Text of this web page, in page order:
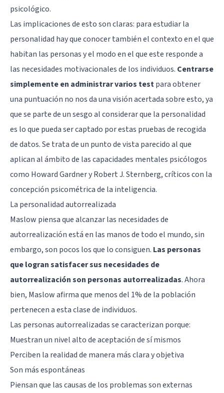
psicológico.
Las implicaciones de esto son claras: para estudiar la
personalidad hay que conocer también el contexto en el que
habitan las personas y el modo en el que este responde a
las necesidades motivacionales de los individuos. Centrarse
simplemente en administrar varios testpara obtener
una puntuación no nos da una visión acertada sobre esto, ya
que se parte de un sesgo al considerar que la personalidad
es lo que pueda ser captado por estas pruebas de recogida
de datos. Se trata de un punto de vista parecido al que
aplican al ámbito de las capacidades mentales psicólogos
como Howard GardneryRobert J. Sternberg, críticos con la
concepción psicométrica de la inteligencia.
La personalidad autorrealizada
Maslow piensa que alcanzar las necesidades de
autorrealización está en las manos de todo el mundo, sin
embargo, son pocos los que lo consiguen. Las personas
que logran satisfacer sus necesidades de
autorrealización son personas autorrealizadas. Ahora
bien, Maslow afirma que menos del 1% de la población
pertenecen a esta clase de individuos.
Las personas autorrealizadas se caracterizan porque:
Muestran un nivel alto de aceptación de sí mismos
Perciben la realidad de manera más clara y objetiva
Son más espontáneas
Piensan que las causas de los problemas son externas